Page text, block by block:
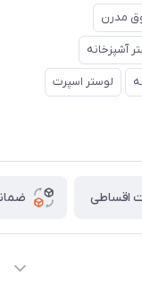
مدرن
آشپزخانه
لوستر اسپرت
اقساطی